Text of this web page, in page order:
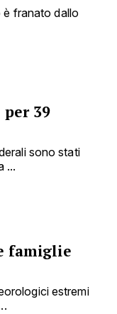
è franato dallo
39
sono stati
...
famiglie
estremi